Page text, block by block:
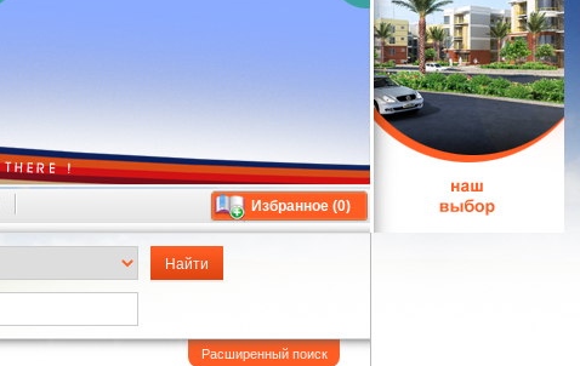
Избранное (0)
Расширенный поиск